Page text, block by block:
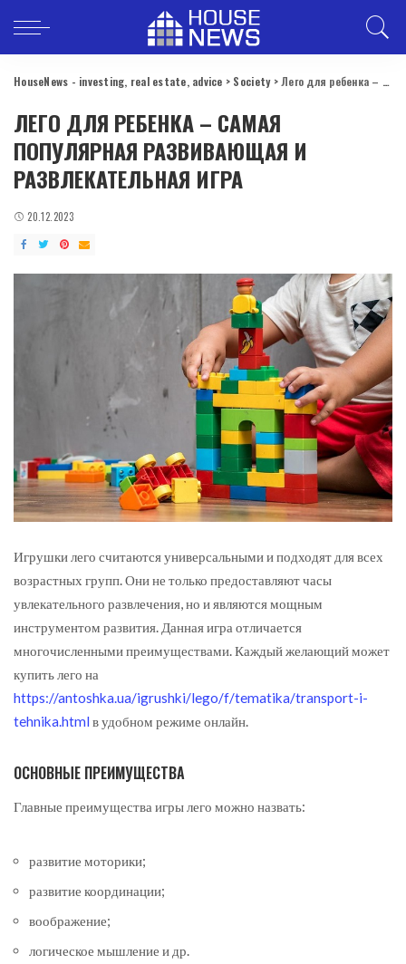
HouseNews - investing, real estate, advice > Society> Лего для ребенка – самая популярная развивающая и развлекательная игра
ЛЕГО ДЛЯ РЕБЕНКА – САМАЯ
ПОПУЛЯРНАЯ РАЗВИВАЮЩАЯ И
РАЗВЛЕКАТЕЛЬНАЯ ИГРА
20.12.2023
Игрушки лего считаются универсальными и подходят для всех
возрастных групп. Они не только предоставляют часы
увлекательного развлечения, но и являются мощным
инструментом развития. Данная игра отличается
многочисленными преимуществами. Каждый желающий может
купить лего на
https://antoshka.ua/igrushki/lego/f/tematika/transport-i-
tehnika.html в удобном режиме онлайн.
ОСНОВНЫЕ ПРЕИМУЩЕСТВА
Главные преимущества игры лего можно назвать:
развитие моторики;
развитие координации;
воображение;
логическое мышление и др.